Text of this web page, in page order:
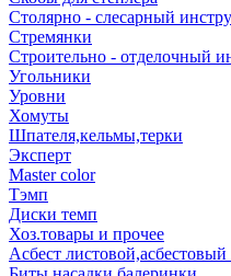
Столярно - слесарный
Стремянки
Строительно - отделочный
Угольники
Уровни
Хомуты
Шпателя,кельмы,терки
Эксперт
Master color
Тэмп
Диски темп
Хоз.товары и прочее
Асбест